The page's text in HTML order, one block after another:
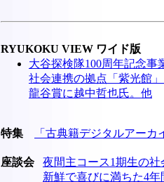
RYUKOKU VIEW ワイド版
大谷探検隊100周年記念事
社会連携の拠点「紫光館
龍谷賞に越中哲也氏。他
特集 「古典籍デジタルアー
座談会
夜間主コース1期生の社
新鮮で喜びに満ちた4年